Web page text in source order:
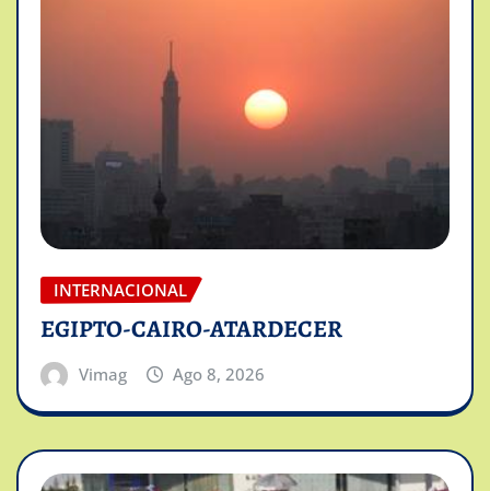
INTERNACIONAL
EGIPTO-CAIRO-ATARDECER
Vimag Ago 8, 2026